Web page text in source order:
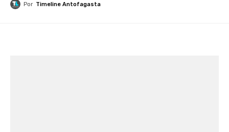
Por Timeline Antofagasta